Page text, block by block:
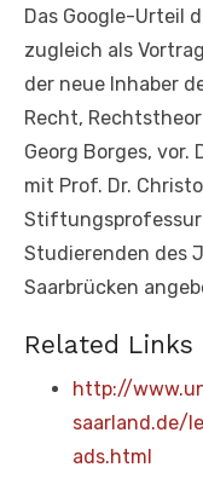
Das Google-Urteil
zugleich als
der neue Inhaber
Recht,
Georg Borges, vor.
mit Prof. Dr.
Studierenden des
Saarbrücken
Related Links
http://
saarland.de/
ads.html